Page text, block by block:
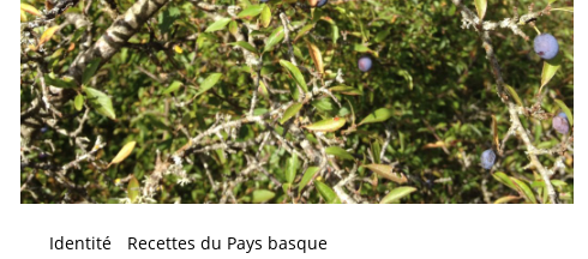
Identité Recettes du Pays basque